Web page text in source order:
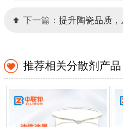
下一篇：
推荐相关分散剂产品